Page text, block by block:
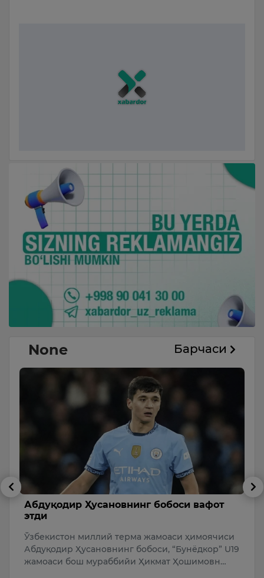
None Барчаси
U19
Қулай шаҳар муҳити — аниқ ечимлар
орқали
Тошкент шаҳар ҳокими Шавкат Умурзаков
Ўзбекистон Республикаси Президенти
Администрациясининг жамоат хавфсизлиги